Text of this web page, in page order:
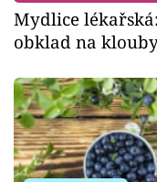
Mydlice
obklad na